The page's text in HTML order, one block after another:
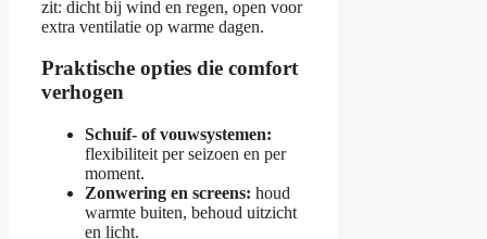
zit: dicht bij wind en regen, open voor
extra ventilatie op warme dagen.
Praktische opties die comfort
verhogen
Schuif- of vouwsystemen:
flexibiliteit per seizoen en per
moment.
Zonwering en screens: houd
warmte buiten, behoud uitzicht
en licht.